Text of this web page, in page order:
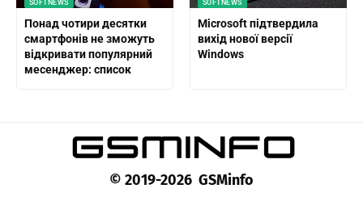
SOFTNEWS
Понад чотири десятки
смартфонів не зможуть
відкривати популярний
месенджер: список
SOFTNEWS
Microsoft підтвердила
вихід нової версії
Windows
© 2019-2026 GSMinfo